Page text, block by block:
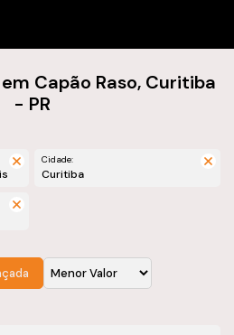
Capão Raso, Curitiba
- PR
Cidade:
Curitiba